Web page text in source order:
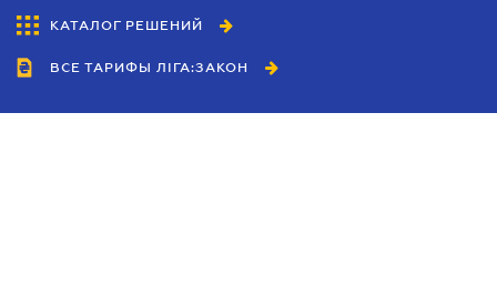
КАТАЛОГ РЕШЕНИЙ
ВСЕ ТАРИФЫ ЛІГА:ЗАКОН